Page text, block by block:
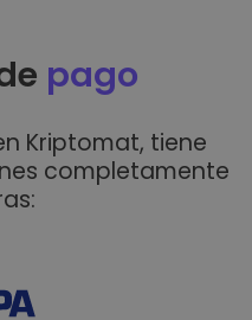
pago
Kriptomat, tiene
completamente